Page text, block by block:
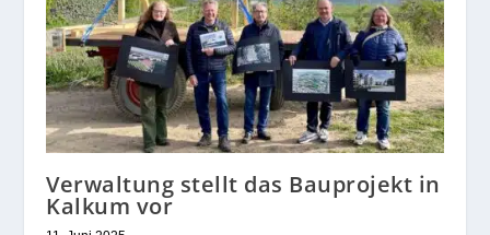
Verwaltung stellt das Bauprojekt in
Kalkum vor